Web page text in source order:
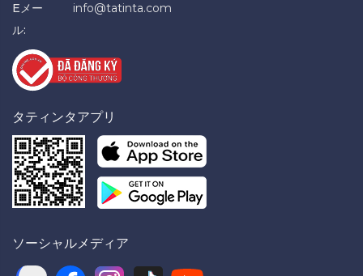
Eメー
ル:
info@tatinta.com
タティンタアプリ
ソーシャルメディア